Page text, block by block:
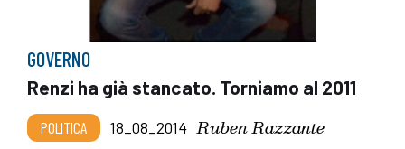
GOVERNO
Renzi ha già stancato. Torniamo al 2011
POLITICA 18_08_2014 Ruben Razzante